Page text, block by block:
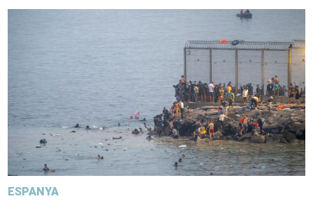
ESPANYA